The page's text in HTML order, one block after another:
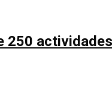
250 actividades